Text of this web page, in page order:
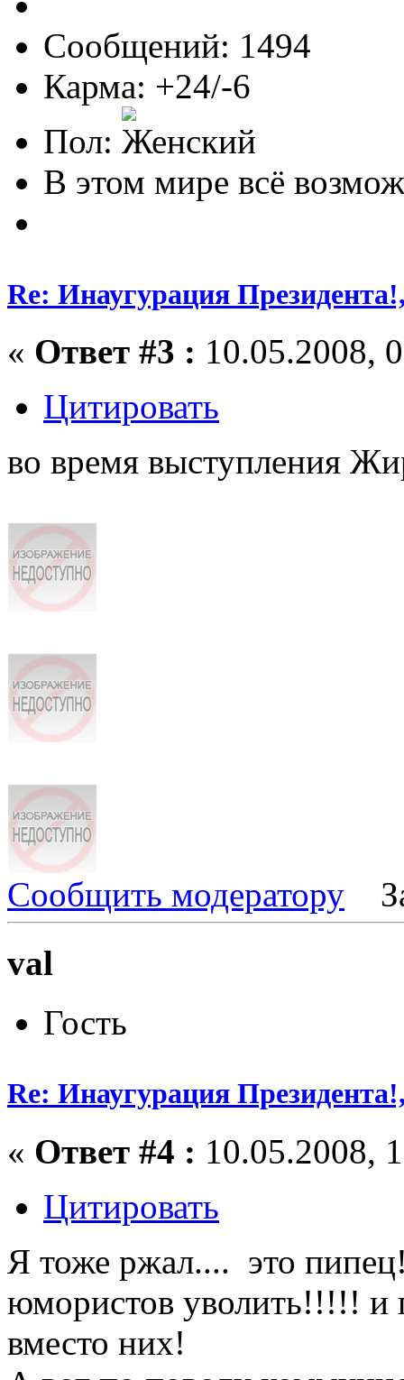
Сообщений: 1494
Карма: +24/-6
Пол:
В этом мире всё
Re: Инаугурация
« Ответ #3 : 10.05.2008,
Цитировать
во время выступления
Сообщить модератору
val
Гость
Re: Инаугурация
« Ответ #4 : 10.05.2008,
Цитировать
Я тоже ржал.... это
юмористов уволить!!!!! и
вместо них!